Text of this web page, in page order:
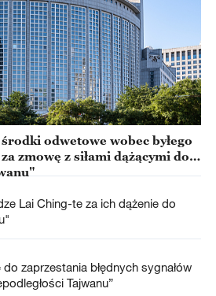
odwetowe wobec byłego
zmowę z siłami dążącymi do
Lai Ching-te za ich dążenie do
zaprzestania błędnych sygnałów
Tajwanu”